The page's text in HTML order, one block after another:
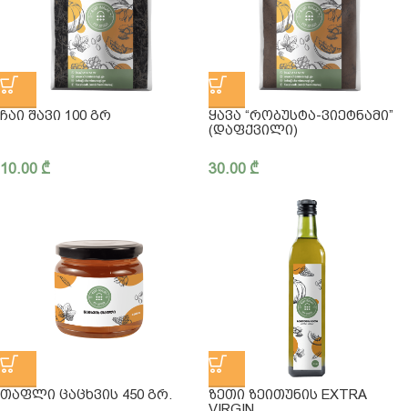
ᲩᲐᲘ ᲨᲐᲕᲘ 100 ᲒᲠ
10.00 ₾
ᲧᲐᲕᲐ “ᲠᲝᲑᲣᲡᲢᲐ-ᲕᲘᲔᲢᲜᲐᲛᲘ”
(ᲓᲐᲤᲥᲕᲘᲚᲘ)
30.00 ₾
ᲗᲐᲤᲚᲘ ᲪᲐᲪᲮᲕᲘᲡ 450 ᲒᲠ.
ᲖᲔᲗᲘ ᲖᲔᲘᲗᲣᲜᲘᲡ EXTRA